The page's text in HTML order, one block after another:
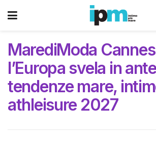
MarediModa
l’Europa svela in
tendenze mare,
athleisure 2027